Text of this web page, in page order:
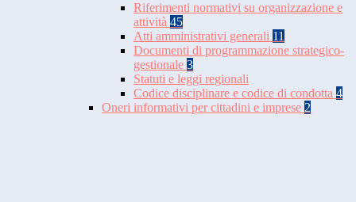
Riferimenti normativi su organizzazione e
attività 45
Atti amministrativi generali 11
Documenti di programmazione strategico-
gestionale 3
Statuti e leggi regionali
Codice disciplinare e codice di condotta 4
Oneri informativi per cittadini e imprese 2